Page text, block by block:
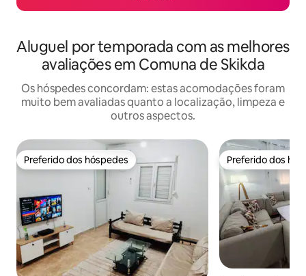
Aluguel por temporada com as melhores
avaliações em Comuna de Skikda
Os hóspedes concordam: estas acomodações foram
muito bem avaliadas quanto a localização, limpeza e
outros aspectos.
Preferido dos hóspedes
Preferido dos hóspedes Preferido dos
Preferido dos